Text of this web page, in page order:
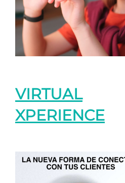
VIRTUAL
XPERIENCE